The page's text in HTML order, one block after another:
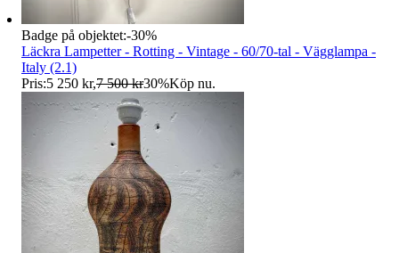
Badge på objektet:-30%
Läckra Lampetter - Rotting - Vintage - 60/70-tal - Vägglampa -
Italy (2.1)
Pris:5 250 kr,7 500 kr30%Köp nu.